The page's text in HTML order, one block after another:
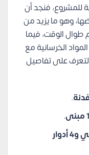
للمشروع، فنجد أن
وهو ما يزيد من
طوال الوقت، فيما
الخرسانية مع
على تفاصيل
.
.
دور أرضي و4 أدوار